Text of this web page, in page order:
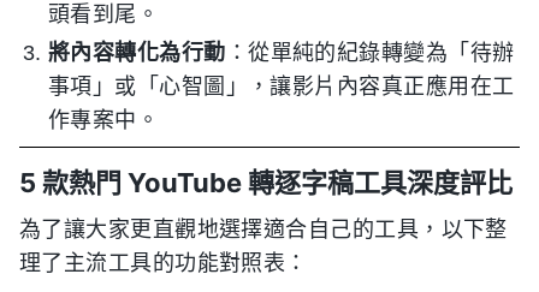
頭看到尾。
將內容轉化為行動 ：從單純的紀錄轉變為「待辦
事項」或「心智圖」，讓影片內容真正應用在工
作專案中。
5 款熱門 YouTube 轉逐字稿工具深度評比
為了讓大家更直觀地選擇適合自己的工具，以下整
理了主流工具的功能對照表：